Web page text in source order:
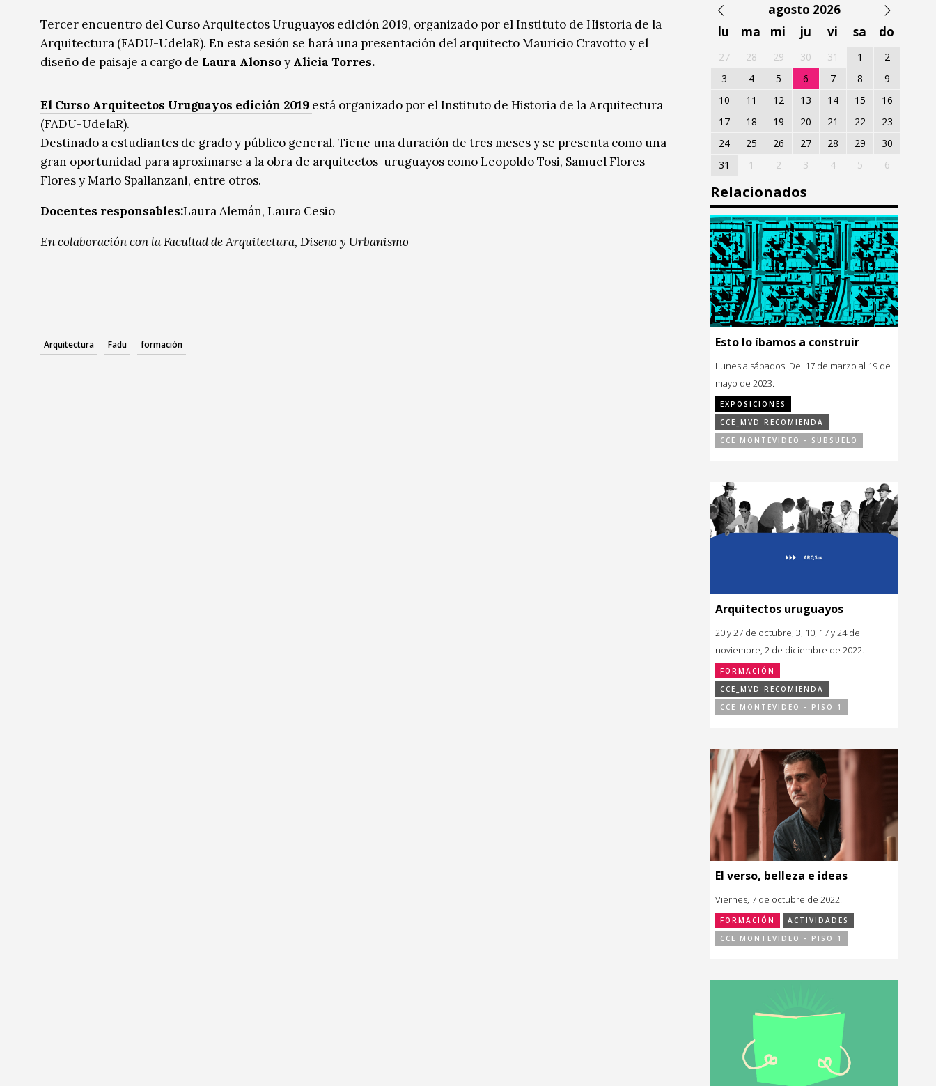
Música
Sin categoríaSin categoría
Tercer encuentro del Curso Arquitectos Uruguayos edición 2019, organizado por el Instituto de Historia de la
Arquitectura (FADU-UdelaR). En esta sesión se hará una presentación del arquitecto Mauricio Cravotto y el
diseño de paisaje a cargo de Laura Alonsoy Alicia Torres.
El Curso Arquitectos Uruguayos edición 2019 está organizado por el Instituto de Historia de la Arquitectura
(FADU-UdelaR).
Destinado a estudiantes de grado y público general. Tiene una duración de tres meses y se presenta como una
gran oportunidad para aproximarse a la obra de arquitectos uruguayos como Leopoldo Tosi, Samuel Flores
Flores y Mario Spallanzani, entre otros.
Docentes responsables:Laura Alemán, Laura Cesio
En colaboración con la Facultad de Arquitectura, Diseño y Urbanismo
Arquitectura Fadu formación
agosto 2026
lu
ma mi ju vi sa do
27 28 29 30 31 1
2
3
4 5 6 7 8
9
10
11 12 13 14 15
16
17
18 19 20 21 22
23
24
25 26 27 28 29
30
31
1 2 3 4 5 6
Relacionados
Esto lo íbamos a construir
Lunes a sábados. Del 17 de marzo al 19 de
mayo de 2023.
EXPOSICIONES
CCE_MVD RECOMIENDA
CCE MONTEVIDEO - SUBSUELO
Arquitectos uruguayos
20 y 27 de octubre, 3, 10, 17 y 24 de
noviembre, 2 de diciembre de 2022.
FORMACIÓN
CCE_MVD RECOMIENDA
CCE MONTEVIDEO - PISO 1
El verso, belleza e ideas
Viernes, 7 de octubre de 2022.
FORMACIÓN
ACTIVIDADES
CCE MONTEVIDEO - PISO 1